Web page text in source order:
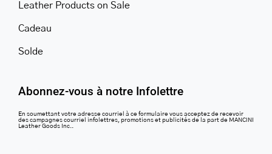
Leather Products on Sale
Cadeau
Solde
Abonnez-vous à notre Infolettre
En soumettant votre adresse courriel à ce formulaire vous acceptez de recevoir
des campagnes courriel infolettres, promotions et publicités de la part de MANCINI
Leather Goods Inc..